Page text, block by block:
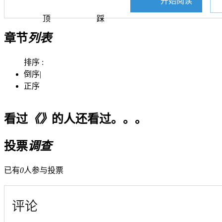
顶 踩
章节列表
排序 :
倒序|
正序
看过《》 的人还看过。。。
投票调查
已有0人参与投票
评论